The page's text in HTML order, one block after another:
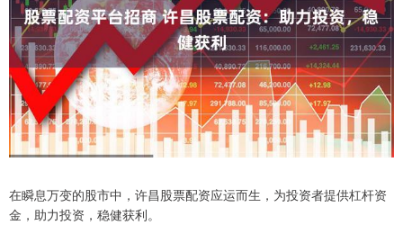
在瞬息万变的股市中，许昌股票配资应运而生，为投资者提供杠杆资
金，助力投资，稳健获利。